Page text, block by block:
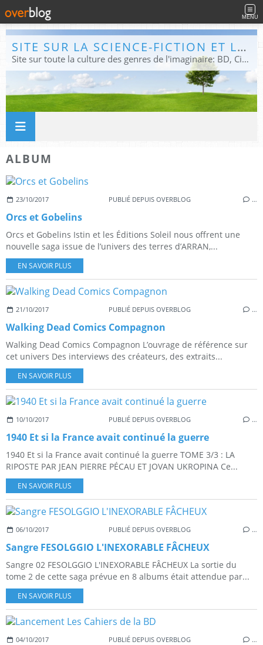
MENU
SITE SUR LA SCIENCE-FICTION ET LE FANTASTIQUE
Site sur toute la culture des genres de l'imaginaire: BD, Cinéma, Livre, Jeux, Théâtre. Présent dans les principaux festivals de film fantastique e de science-fiction, salons et conventions.
ALBUM
23/10/2017 PUBLIÉ DEPUIS OVERBLOG …
Orcs et Gobelins
Orcs et Gobelins Istin et les Éditions Soleil nous offrent une
nouvelle saga issue de l’univers des terres d’ARRAN,...
EN SAVOIR PLUS
21/10/2017 PUBLIÉ DEPUIS OVERBLOG …
Walking Dead Comics Compagnon
Walking Dead Comics Compagnon L’ouvrage de référence sur
cet univers Des interviews des créateurs, des extraits...
EN SAVOIR PLUS
10/10/2017 PUBLIÉ DEPUIS OVERBLOG …
1940 Et si la France avait continué la guerre
1940 Et si la France avait continué la guerre TOME 3/3 : LA
RIPOSTE PAR JEAN PIERRE PÉCAU ET JOVAN UKROPINA Ce...
EN SAVOIR PLUS
06/10/2017 PUBLIÉ DEPUIS OVERBLOG …
Sangre FESOLGGIO L'INEXORABLE FÂCHEUX
Sangre 02 FESOLGGIO L'INEXORABLE FÂCHEUX La sortie du
tome 2 de cette saga prévue en 8 albums était attendue par...
EN SAVOIR PLUS
04/10/2017 PUBLIÉ DEPUIS OVERBLOG …